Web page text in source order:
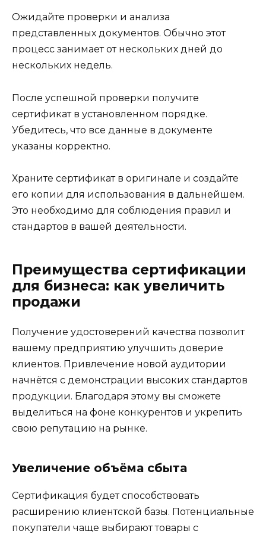
Ожидайте проверки и анализа
представленных документов. Обычно этот
процесс занимает от нескольких дней до
нескольких недель.
После успешной проверки получите
сертификат в установленном порядке.
Убедитесь, что все данные в документе
указаны корректно.
Храните сертификат в оригинале и создайте
его копии для использования в дальнейшем.
Это необходимо для соблюдения правил и
стандартов в вашей деятельности.
Преимущества сертификации
для бизнеса: как увеличить
продажи
Получение удостоверений качества позволит
вашему предприятию улучшить доверие
клиентов. Привлечение новой аудитории
начнётся с демонстрации высоких стандартов
продукции. Благодаря этому вы сможете
выделиться на фоне конкурентов и укрепить
свою репутацию на рынке.
Увеличение объёма сбыта
Сертификация будет способствовать
расширению клиентской базы. Потенциальные
покупатели чаще выбирают товары с